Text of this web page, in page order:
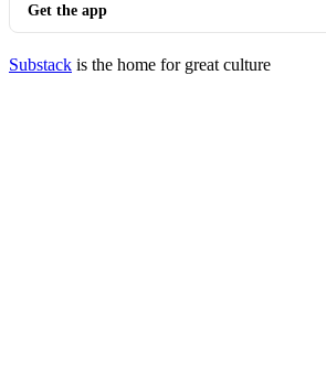
Get the app
Substack is the home for great culture